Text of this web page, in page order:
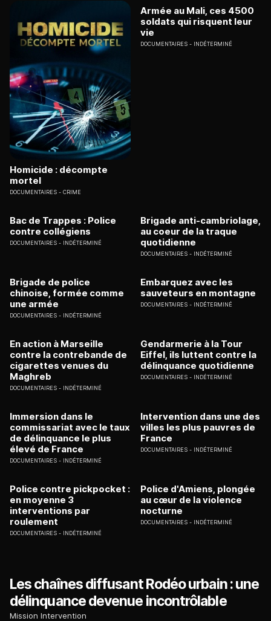
Homicide : décompte
mortel
DOCUMENTAIRES CRIME
Armée au Mali, ces 4500
soldats qui risquent leur
vie
DOCUMENTAIRES INDÉTERMINÉ
Bac de Trappes : Police
contre collégiens
DOCUMENTAIRES INDÉTERMINÉ
Brigade anti-cambriolage,
au coeur de la traque
quotidienne
DOCUMENTAIRES INDÉTERMINÉ
Brigade de police
chinoise, formée comme
une armée
DOCUMENTAIRES INDÉTERMINÉ
Embarquez avec les
sauveteurs en montagne
DOCUMENTAIRES INDÉTERMINÉ
En action à Marseille
contre la contrebande de
cigarettes venues du
Maghreb
DOCUMENTAIRES INDÉTERMINÉ
Gendarmerie à la Tour
Eiffel, ils luttent contre la
délinquance quotidienne
DOCUMENTAIRES INDÉTERMINÉ
Immersion dans le
commissariat avec le taux
de délinquance le plus
élevé de France
DOCUMENTAIRES INDÉTERMINÉ
Intervention dans une des
villes les plus pauvres de
France
DOCUMENTAIRES INDÉTERMINÉ
Police contre pickpocket :
en moyenne 3
interventions par
roulement
DOCUMENTAIRES INDÉTERMINÉ
Police d'Amiens, plongée
au cœur de la violence
nocturne
DOCUMENTAIRES INDÉTERMINÉ
Les chaînes diffusant Rodéo urbain : une
délinquance devenue incontrôlable
Mission Intervention